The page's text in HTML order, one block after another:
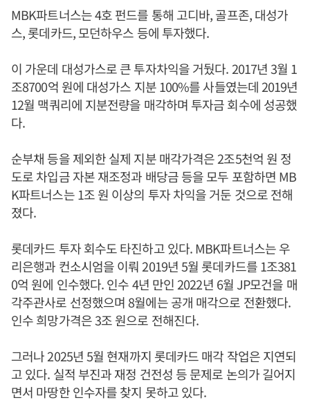
MBK파트너스는 4호 펀드를 통해 고디바, 골프존, 대성가
스, 롯데카드, 모던하우스 등에 투자했다.
이 가운데 대성가스로 큰 투자차익을 거뒀다. 2017년 3월 1
조8700억 원에 대성가스 지분 100%를 사들였는데 2019년
12월 맥쿼리에 지분전량을 매각하며 투자금 회수에 성공했
다.
순부채 등을 제외한 실제 지분 매각가격은 2조5천억 원 정
도로 차입금 자본 재조정과 배당금 등을 모두 포함하면 MB
K파트너스는 1조 원 이상의 투자 차익을 거둔 것으로 전해
졌다.
롯데카드 투자 회수도 타진하고 있다. MBK파트너스는 우
리은행과 컨소시엄을 이뤄 2019년 5월 롯데카드를 1조381
0억 원에 인수했다. 인수 4년 만인 2022년 6월 JP모건을 매
각주관사로 선정했으며 8월에는 공개 매각으로 전환했다.
인수 희망가격은 3조 원으로 전해진다.
그러나 2025년 5월 현재까지 롯데카드 매각 작업은 지연되
고 있다. 실적 부진과 재정 건전성 등 문제로 논의가 길어지
면서 마땅한 인수자를 찾지 못하고 있다.